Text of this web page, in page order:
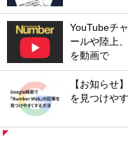
YouTubeチ
ールや陸上
を動画で
【お知らせ
を見つけや